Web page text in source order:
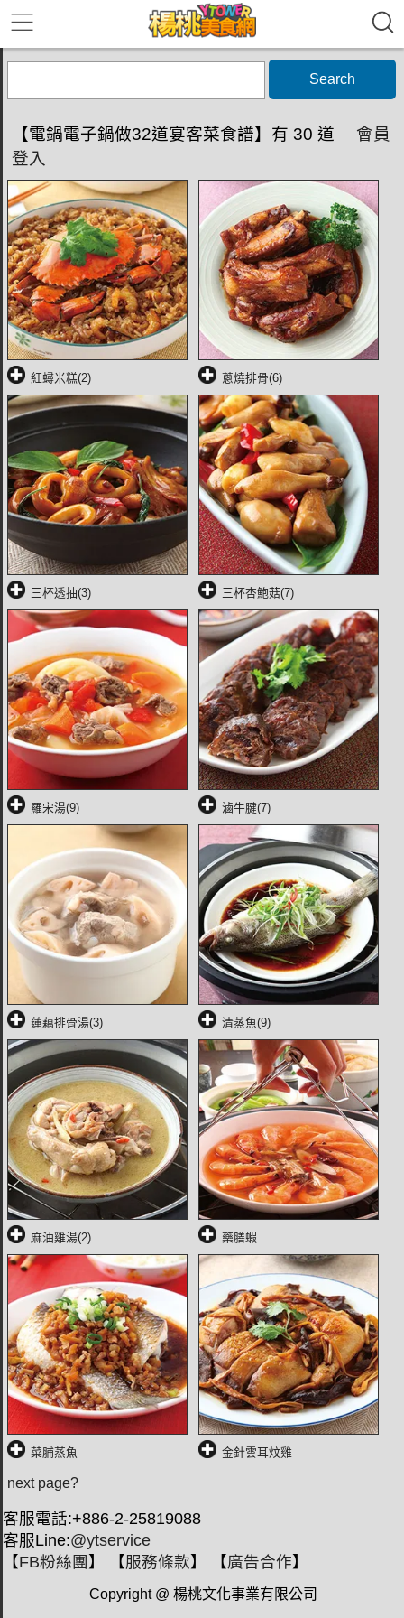
Search
【電鍋電子鍋做32道宴客菜食譜】有 30 道 會員
登入
紅蟳米糕(2) 蔥燒排骨(6)
三杯透抽(3) 三杯杏鮑菇(7)
羅宋湯(9) 滷牛腱(7)
蓮藕排骨湯(3) 清蒸魚(9)
麻油雞湯(2) 藥膳蝦
菜脯蒸魚 金針雲耳炆雞
next page?
客服電話:+886-2-25819088
客服Line:@ytservice
【FB粉絲團 】 【服務條款】 【廣告合作】
Copyright @ 楊桃文化事業有限公司